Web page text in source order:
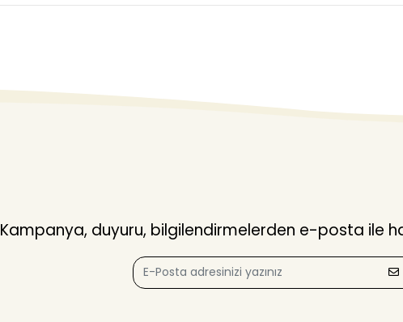
Kampanya, duyuru, bilgilendirmelerden e-posta ile